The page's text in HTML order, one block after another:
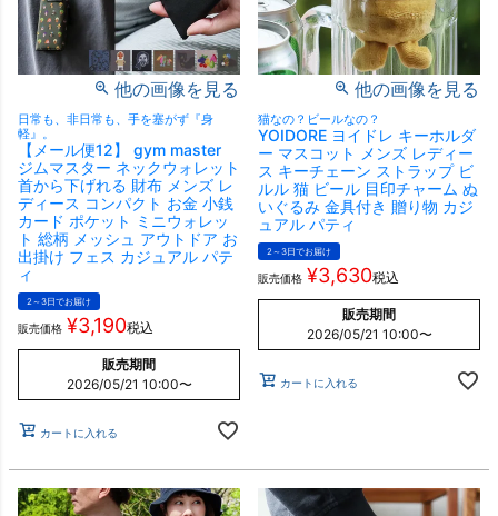
他の画像を見る
日常も、非日常も、手を塞がず『身
軽』。
【メール便12】 gym master
ジムマスター ネックウォレット
首から下げれる 財布 メンズ レ
ディース コンパクト お金 小銭
カード ポケット ミニウォレッ
ト 総柄 メッシュ アウトドア お
出掛け フェス カジュアル パテ
ィ
2～3日でお届け
販売価格 ¥3,190税込
販売期間
2026/05/21 10:00〜
カートに入れる
他の画像を見る
猫なの？ビールなの？
YOIDORE ヨイドレ キーホルダ
ー マスコット メンズ レディー
ス キーチェーン ストラップ ビ
ルル 猫 ビール 目印チャーム ぬ
いぐるみ 金具付き 贈り物 カジ
ュアル パティ
2～3日でお届け
販売価格 ¥3,630税込
販売期間
2026/05/21 10:00〜
カートに入れる